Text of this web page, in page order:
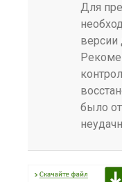
Для
версии
было